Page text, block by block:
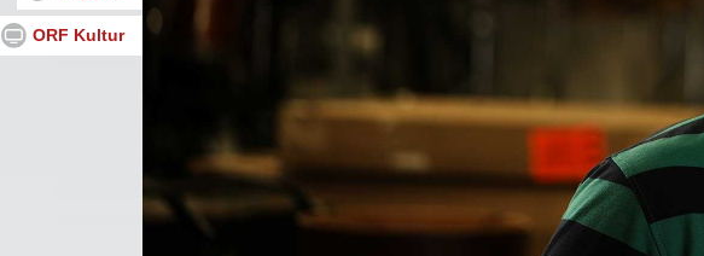
ORF Kultur